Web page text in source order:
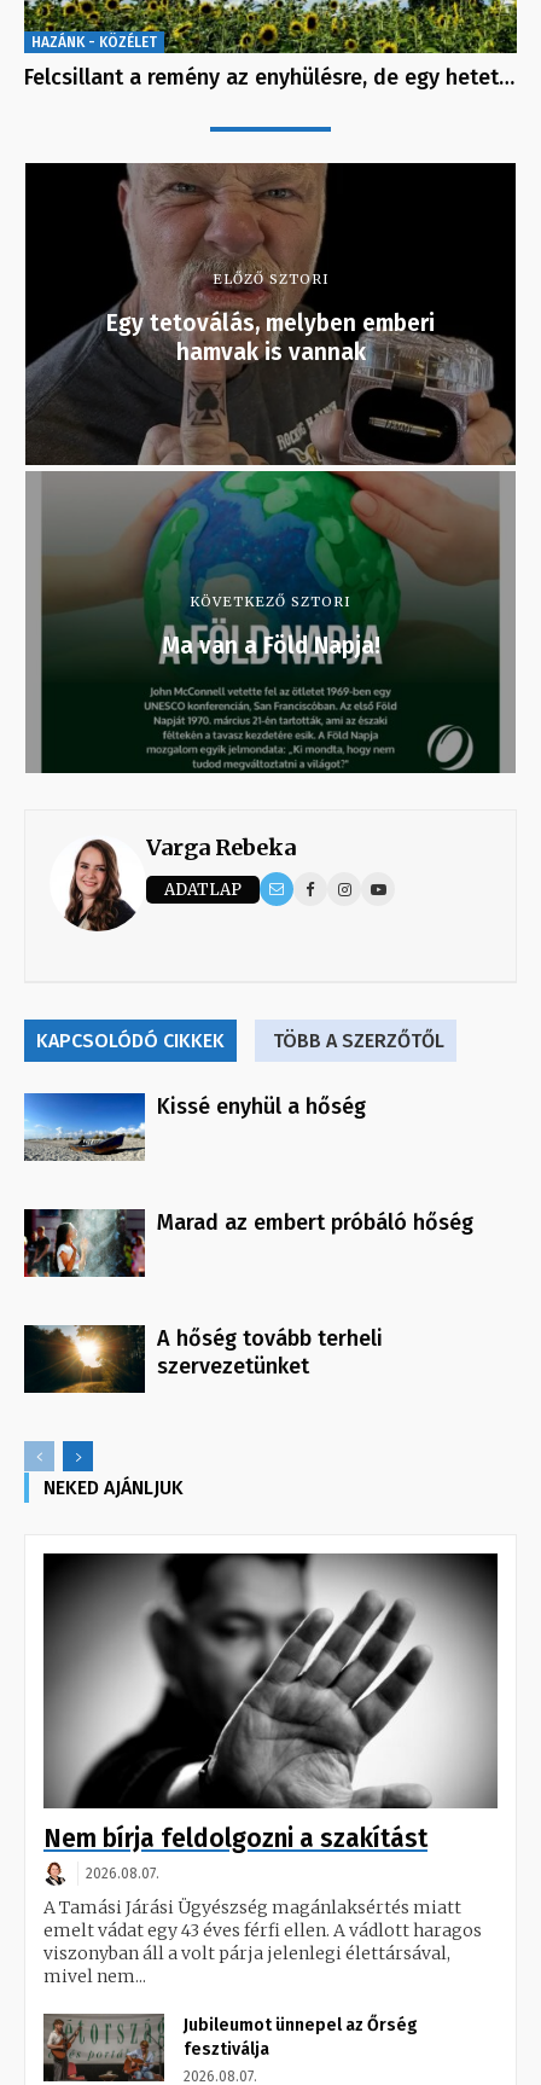
HAZÁNK - KÖZÉLET
Felcsillant a remény az enyhülésre, de egy hetet…
ELŐZŐ SZTORI
Egy tetoválás, melyben emberi
hamvak is vannak
KÖVETKEZŐ SZTORI
Ma van a Föld Napja!
Varga Rebeka
ADATLAP
KAPCSOLÓDÓ CIKKEK TÖBB A SZERZŐTŐL
Kissé enyhül a hőség
Marad az embert próbáló hőség
A hőség tovább terheli
szervezetünket
NEKED AJÁNLJUK
Nem bírja feldolgozni a szakítást
2026.08.07.
A Tamási Járási Ügyészség magánlaksértés miatt
emelt vádat egy 43 éves férfi ellen. A vádlott haragos
viszonyban áll a volt párja jelenlegi élettársával,
mivel nem...
Jubileumot ünnepel az Őrség
fesztiválja
2026.08.07.